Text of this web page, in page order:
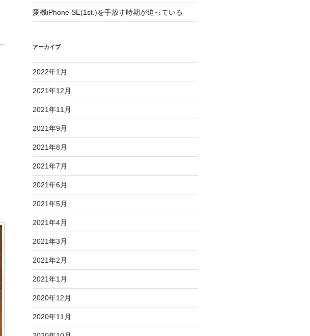
愛機iPhone SE(1st.)を手放す時期が迫っている
アーカイブ
2022年1月
2021年12月
2021年11月
2021年9月
2021年8月
2021年7月
2021年6月
2021年5月
2021年4月
2021年3月
2021年2月
2021年1月
2020年12月
2020年11月